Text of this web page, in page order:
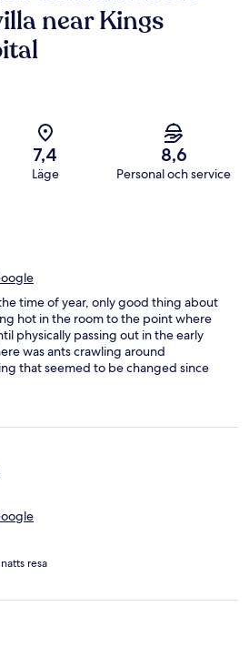
near Kings
7,4
Läge
8,6
Personal och service
time of year, only good thing about
hot in the room to the point where
physically passing out in the early
was ants crawling around
that seemed to be changed since
the bed and the towels, odd smell
ever stayed in. A word of advice:
resa